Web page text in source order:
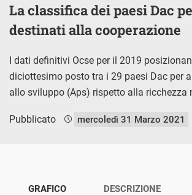
La classifica dei paesi Dac
destinati alla cooperazione
I dati definitivi Ocse per il 2019
diciottesimo posto tra i 29 paesi Dac per
allo sviluppo (Aps) rispetto alla ricchezza
Pubblicato mercoledì 31 Marzo 2021
GRAFICO DESCRIZIONE